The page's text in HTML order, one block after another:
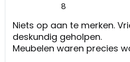
8
Niets op aan te merken.
deskundig geholpen.
Meubelen waren precies